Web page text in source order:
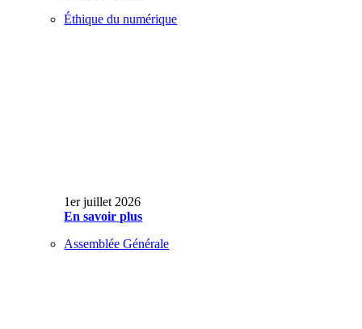
Éthique du numérique
1er juillet 2026
En savoir plus
Assemblée Générale